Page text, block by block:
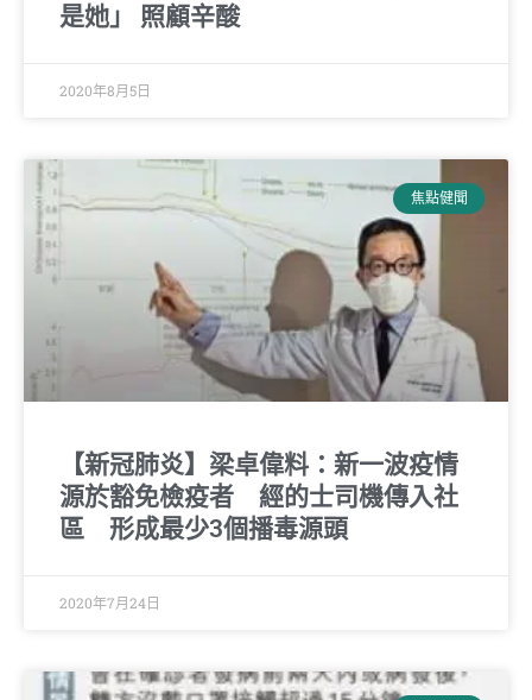
是她」 照顧辛酸
2020年8月5日
焦點健聞
【新冠肺炎】梁卓偉料：新一波疫情
源於豁免檢疫者 經的士司機傳入社
區 形成最少3個播毒源頭
2020年7月24日